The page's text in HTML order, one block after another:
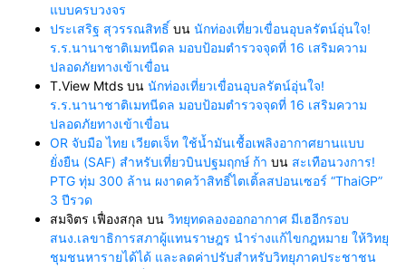
แบบครบวงจร
ประเสริฐ สุวรรณสิทธิ์ บน นักท่องเที่ยวเขื่อนอุบลรัตน์อุ่นใจ!
ร.ร.นานาชาติเมทนีดล มอบป้อมตำรวจจุดที่ 16 เสริมความ
ปลอดภัยทางเข้าเขื่อน
T.View Mtds บน นักท่องเที่ยวเขื่อนอุบลรัตน์อุ่นใจ!
ร.ร.นานาชาติเมทนีดล มอบป้อมตำรวจจุดที่ 16 เสริมความ
ปลอดภัยทางเข้าเขื่อน
OR จับมือ ไทย เวียตเจ็ท ใช้น้ำมันเชื้อเพลิงอากาศยานแบบ
ยั่งยืน (SAF) สำหรับเที่ยวบินปฐมฤกษ์ ก้า บน สะเทือนวงการ!
PTG ทุ่ม 300 ล้าน ผงาดคว้าสิทธิ์ไตเติ้ลสปอนเซอร์ “ThaiGP”
3 ปีรวด
สมจิตร เฟื่องสกุล บน วิทยุทดลองออกอากาศ มีเฮอีกรอบ
สนง.เลขาธิการสภาผู้แทนราษฎร นำร่างแก้ไขกฎหมาย ให้วิทยุ
ชุมชนหารายได้ได้ และลดค่าปรับสำหรับวิทยุภาคประชาชน